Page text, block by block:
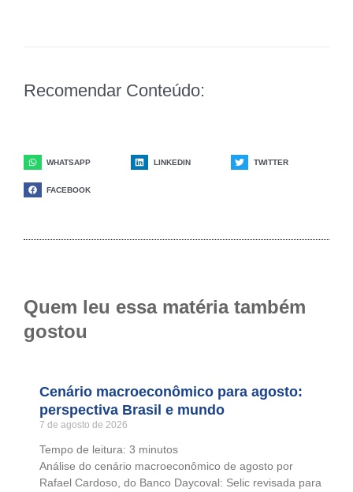
Recomendar Conteúdo:
WHATSAPP LINKEDIN TWITTER
FACEBOOK
Quem leu essa matéria também
gostou
Cenário macroeconômico para agosto:
perspectiva Brasil e mundo
7 de agosto de 2026
Tempo de leitura: 3 minutos
Análise do cenário macroeconômico de agosto por
Rafael Cardoso, do Banco Daycoval: Selic revisada para